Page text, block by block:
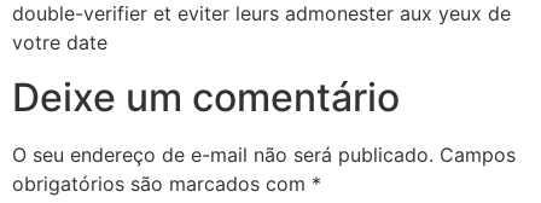
double-verifier et eviter leurs admonester aux yeux de
votre date
Deixe um comentário
O seu endereço de e-mail não será publicado. Campos
obrigatórios são marcados com *